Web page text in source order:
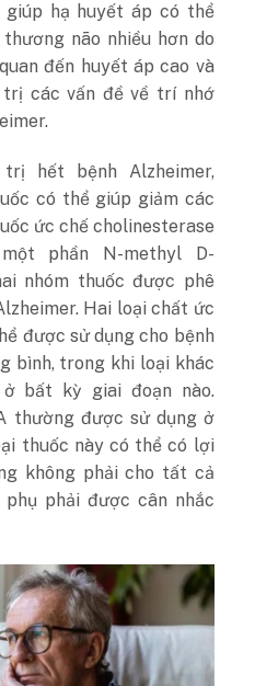
hạ huyết áp có thể
não nhiều hơn do
đến huyết áp cao và
các vấn đề về trí nhớ
hết bệnh Alzheimer,
có thể giúp giảm các
ức chế cholinesterase
phần N-methyl D-
nhóm thuốc được phê
Hai loại chất ức
được sử dụng cho bệnh
bình, trong khi loại khác
bất kỳ giai đoạn nào.
thường được sử dụng ở
thuốc này có thể có lợi
không phải cho tất cả
phải được cân nhắc